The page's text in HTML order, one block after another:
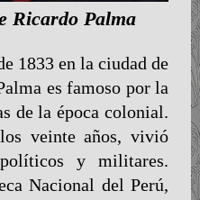
Ricardo Palma
1833 en la ciudad de
es famoso por la
de la época colonial.
veinte años, vivió
y militares.
Nacional del Perú,